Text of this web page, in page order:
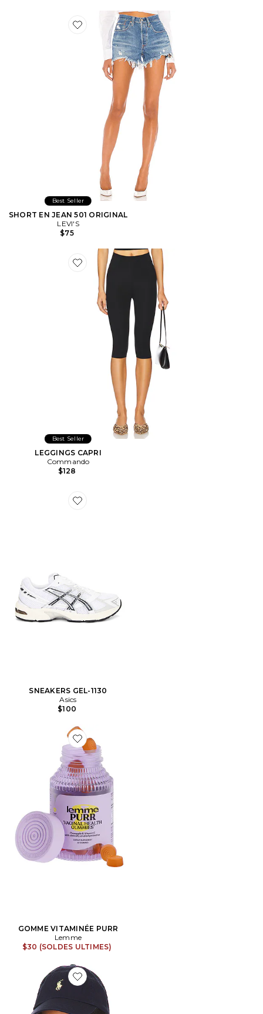
Favorite SHORT EN JEAN 501 ORIGINAL
Best Seller
SHORT EN JEAN 501 ORIGINAL
LEVI'S
$75
Favorite LEGGINGS CAPRI
Best Seller
LEGGINGS CAPRI
Commando
$128
Favorite SNEAKERS GEL-1130
SNEAKERS GEL-1130
Asics
$100
Favorite GOMME VITAMINÉE PURR
GOMME VITAMINÉE PURR
Lemme
$30 (SOLDES ULTIMES)
Favorite CHAPEAU